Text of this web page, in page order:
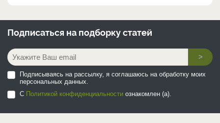
Подписаться на подборку статей
>
Подписываясь на рассылку, я соглашаюсь на обработку моих
персональных данных.
С Политикой конфиденциальности ознакомлен (а).